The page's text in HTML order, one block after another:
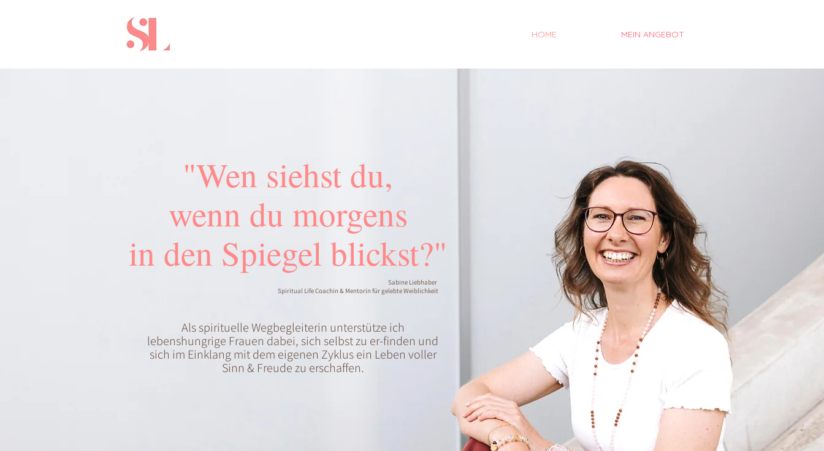
HOME MEIN ANGEBOT
"Wen siehst du,
wenn du morgens
in den Spiegel blickst?"
Sabine Liebhaber
Spiritual Life Coachin & Mentorin für gelebte Weiblichkeit
Als spirituelle Wegbegleiterin unterstütze ich
lebenshungrige Frauen dabei, sich selbst zu er-finden und
sich im Einklang mit dem eigenen Zyklus ein Leben voller
Sinn & Freude zu erschaffen.